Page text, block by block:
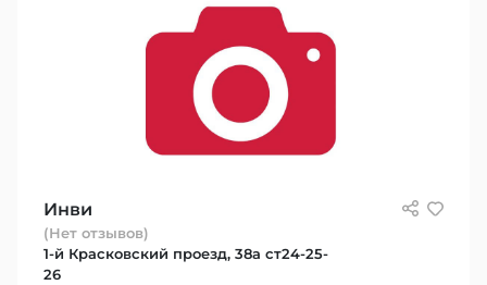
Инви
(Нет отзывов)
1-й Красковский проезд, 38а ст24-25-
26